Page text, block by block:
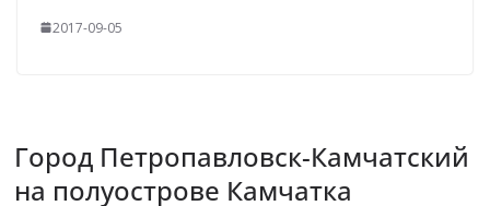
2017-09-05
Город Петропавловск-Камчатский
на полуострове Камчатка